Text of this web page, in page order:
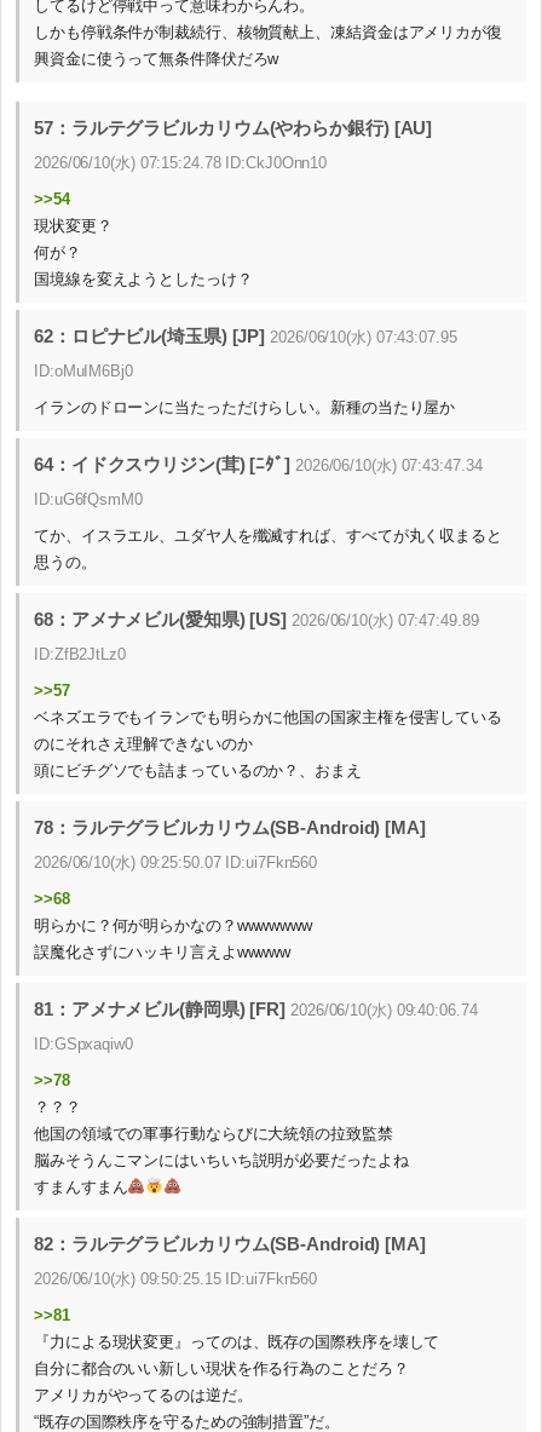
してるけど停戦中って意味わからんわ。
しかも停戦条件が制裁続行、核物質献上、凍結資金はアメリカが復
興資金に使うって無条件降伏だろw
57：ラルテグラビルカリウム(やわらか銀行) [AU]
2026/06/10(水) 07:15:24.78 ID:CkJ0Onn10
>>54
現状変更？
何が？
国境線を変えようとしたっけ？
62：ロピナビル(埼玉県) [JP] 2026/06/10(水) 07:43:07.95
ID:oMuIM6Bj0
イランのドローンに当たっただけらしい。新種の当たり屋か
64：イドクスウリジン(茸) [ﾆﾀﾞ] 2026/06/10(水) 07:43:47.34
ID:uG6fQsmM0
てか、イスラエル、ユダヤ人を殲滅すれば、すべてが丸く収まると
思うの。
68：アメナメビル(愛知県) [US] 2026/06/10(水) 07:47:49.89
ID:ZfB2JtLz0
>>57
ベネズエラでもイランでも明らかに他国の国家主権を侵害している
のにそれさえ理解できないのか
頭にビチグソでも詰まっているのか？、おまえ
78：ラルテグラビルカリウム(SB-Android) [MA]
2026/06/10(水) 09:25:50.07 ID:ui7Fkn560
>>68
明らかに？何が明らかなの？wwwwwww
誤魔化さずにハッキリ言えよwwwww
81：アメナメビル(静岡県) [FR] 2026/06/10(水) 09:40:06.74
ID:GSpxaqiw0
>>78
？？？
他国の領域での軍事行動ならびに大統領の拉致監禁
脳みそうんこマンにはいちいち説明が必要だったよね
すまんすまん
82：ラルテグラビルカリウム(SB-Android) [MA]
2026/06/10(水) 09:50:25.15 ID:ui7Fkn560
>>81
『力による現状変更』ってのは、既存の国際秩序を壊して
自分に都合のいい新しい現状を作る行為のことだろ？
アメリカがやってるのは逆だ。
“既存の国際秩序を守るための強制措置”だ。